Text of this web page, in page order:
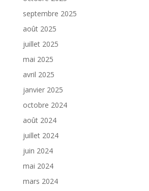
septembre 2025
août 2025
juillet 2025
mai 2025
avril 2025
janvier 2025
octobre 2024
août 2024
juillet 2024
juin 2024
mai 2024
mars 2024